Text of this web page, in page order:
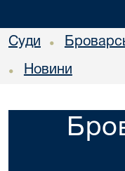
Суди •
• Новини